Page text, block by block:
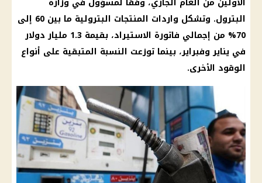
البترول
. وتشكل واردات المنتجات البترولية ما بين 60 إلى
70% من إجمالي فاتورة الاستيراد، بقيمة 1.3 مليار
دولار
في يناير وفبراير، بينما توزعت النسبة المتبقية على أنواع
الوقود الأخرى.